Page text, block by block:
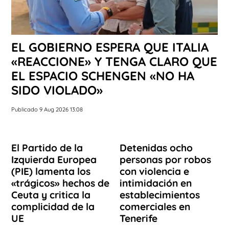
EL GOBIERNO ESPERA QUE ITALIA
«REACCIONE» Y TENGA CLARO QUE
EL ESPACIO SCHENGEN «NO HA
SIDO VIOLADO»
Publicado 9 Aug 2026 13:08
El Partido de la
Izquierda Europea
(PIE) lamenta los
«trágicos» hechos de
Ceuta y critica la
complicidad de la
UE
Detenidas ocho
personas por robos
con violencia e
intimidación en
establecimientos
comerciales en
Tenerife